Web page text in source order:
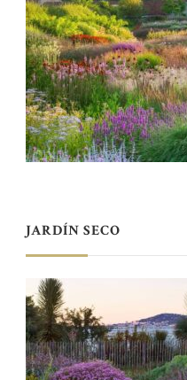
JARDÍN SECO